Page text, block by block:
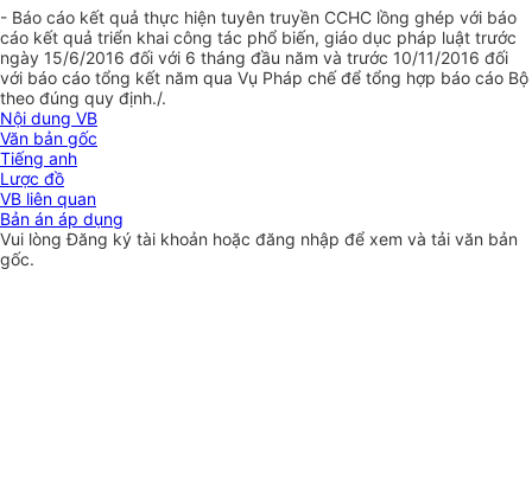
- Báo cáo kết quả thực hiện tuyên truyền CCHC lồng ghép với báo
cáo kết quả triển khai công tác phổ biến, giáo dục pháp luật trước
ngày 15/6/2016 đối với 6 tháng đầu năm và trước 10/11/2016 đối
với báo cáo tổng kết năm qua Vụ Pháp chế để tổng hợp báo cáo Bộ
theo đúng quy định./.
Nội dung VB
Văn bản gốc
Tiếng anh
Lược đồ
VB liên quan
Bản án áp dụng
Vui lòngĐăng ký tài khoản hoặc đăng nhập để xem và tải văn bản
gốc.